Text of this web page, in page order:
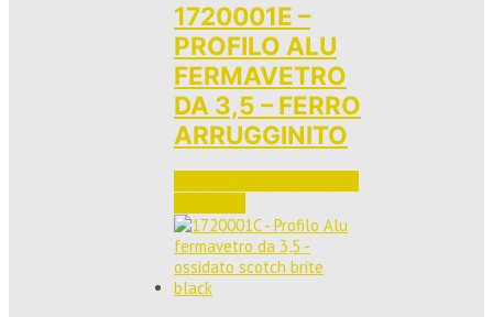
1720001E –
PROFILO ALU
FERMAVETRO
DA 3,5 – FERRO
ARRUGGINITO